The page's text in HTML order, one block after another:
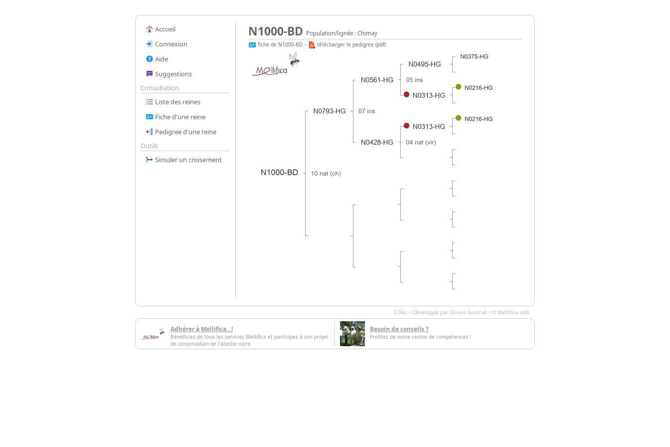
Accueil
Connexion
Aide
Suggestions
Consultation
Liste des reines
Fiche d'une reine
Pedigree d'une reine
Outils
Simuler un croisement
N1000-BD Population/lignée : Chimay
fiche de N1000-BD • télécharger le pedigree (pdf)
0.06s. • Développé par Olivier Guerriat • © Mellifica asbl
Adhérer à Mellifica…!
Bénéficiez de tous les services Mellifica et participez à son projet
de conservation de l'abeille noire
Besoin de conseils ?
Profitez de notre centre de compétences !